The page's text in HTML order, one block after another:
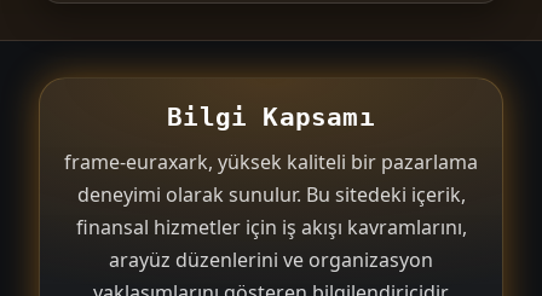
Bilgi Kapsamı
frame-euraxark, yüksek kaliteli bir pazarlama
deneyimi olarak sunulur. Bu sitedeki içerik,
finansal hizmetler için iş akışı kavramlarını,
arayüz düzenlerini ve organizasyon